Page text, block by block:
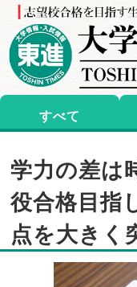
すべて
学力の差は
役合格目指
点を大きく